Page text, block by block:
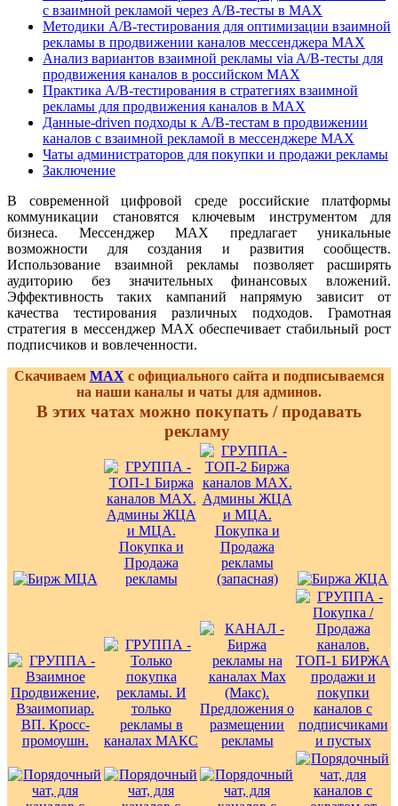
с взаимной рекламой через A/B-тесты в MAX
Методики A/B-тестирования для оптимизации взаимной
рекламы в продвижении каналов мессенджера MAX
Анализ вариантов взаимной рекламы via A/B-тесты для
продвижения каналов в российском MAX
Практика A/B-тестирования в стратегиях взаимной
рекламы для продвижения каналов в MAX
Данные-driven подходы к A/B-тестам в продвижении
каналов с взаимной рекламой в мессенджере MAX
Чаты администраторов для покупки и продажи рекламы
Заключение
В современной цифровой среде российские платформы
коммуникации становятся ключевым инструментом для
бизнеса. Мессенджер MAX предлагает уникальные
возможности для создания и развития сообществ.
Использование взаимной рекламы позволяет расширять
аудиторию без значительных финансовых вложений.
Эффективность таких кампаний напрямую зависит от
качества тестирования различных подходов. Грамотная
стратегия в мессенджер MAX обеспечивает стабильный рост
подписчиков и вовлеченности.
Скачиваем MAX с официального сайта и подписываемся
на наши каналы и чаты для админов.
В этих чатах можно покупать / продавать
рекламу